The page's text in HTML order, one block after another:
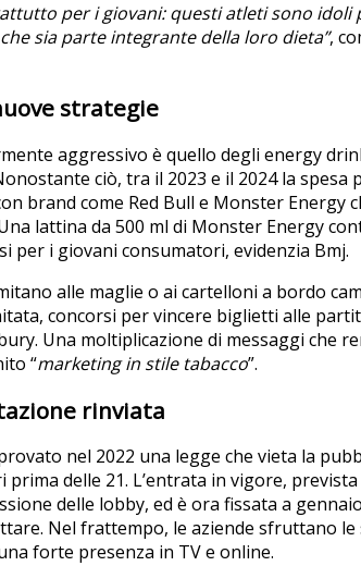
per i giovani: questi atleti sono idoli
sia parte integrante della loro dieta”,
strategie
aggressivo è quello degli energy
ciò, tra il 2023 e il 2024 la spesa
brand come Red Bull e Monster
lattina da 500 ml di Monster Energy
per i giovani consumatori, evidenzia Bmj.
alle maglie o ai cartelloni a bordo
concorsi per vincere biglietti alle
Una moltiplicazione di messaggi che
“marketing in stile tabacco”.
rinviata
nel 2022 una legge che vieta la
prima delle 21. L’entrata in vigore,
delle lobby, ed è ora fissata a
Nel frattempo, le aziende sfruttano
forte presenza in TV e online.